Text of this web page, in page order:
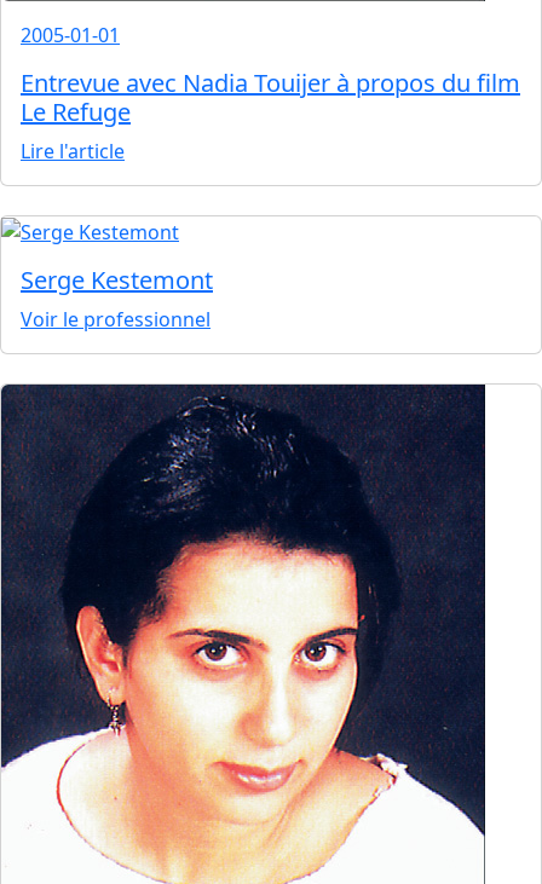
2005-01-01
Entrevue avec Nadia Touijer à propos du film
Le Refuge
Lire l'article
Serge Kestemont
Voir le professionnel